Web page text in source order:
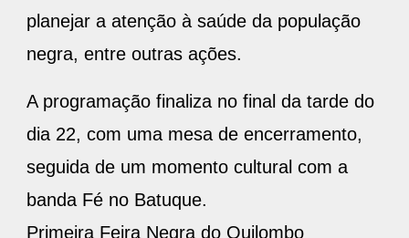
planejar a atenção à saúde da população
negra, entre outras ações.
A programação finaliza no final da tarde do
dia 22, com uma mesa de encerramento,
seguida de um momento cultural com a
banda Fé no Batuque.
Primeira Feira Negra do Quilombo